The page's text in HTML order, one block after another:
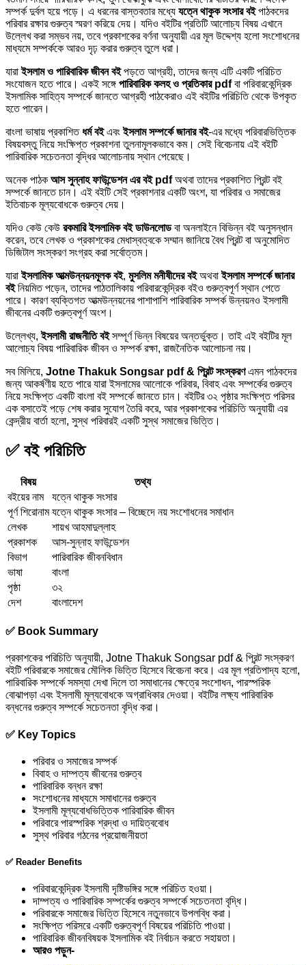
সম্পর্ক দুর্বল হয়ে পড়ে। এ ধরনের বাস্তবতার মধ্যে যত্নে থাকুক সংসার বইপাঠকদের
পরিবার রক্ষার গুরুত্ব স্মরণ করিয়ে দেয়। যদিও বইটির প্রতিটি আলোচ্য বিষয় এখানে
উল্লেখ করা সম্ভব নয়, তবে প্রকাশকের বর্ণনা অনুযায়ী এর মূল উদ্দেশ্য হলো সংশোধনের
মাধ্যমে সম্পর্ককে আরও দৃঢ় করার গুরুত্ব তুলে ধরা।
যারাইসলাম ও পারিবারিক জীবন বইপড়তে আগ্রহী, তাদের জন্য এটি একটি পরিচিত
সংযোজন হতে পারে। একই সঙ্গে পারিবারিক কলহ ও প্রতিকার pdfবা পরিবারকেন্দ্রিক
ইসলামিক সাহিত্য সম্পর্কে জানতে আগ্রহী পাঠকেরাও এই বইটির পরিচিতি থেকে উপকৃত
হতে পারেন।
বাংলা ভাষায় প্রকাশিতধর্ম বইএবংইসলাম সম্পর্কে জানার বই-এর মধ্যে পরিবারভিত্তিক
বিষয়বস্তু নিয়ে সংক্ষিপ্ত প্রকাশনা তুলনামূলকভাবে কম। সেই বিবেচনায় এই বইটি
পারিবারিক সচেতনতা বৃদ্ধির আলোচনায় স্থান পেয়েছে।
অনেক পাঠক আস সুন্নাহ ফাউন্ডেশন এর বই pdfঅথবা তাদের প্রকাশিত প্রিন্ট বই
সম্পর্কে জানতে চান। এই বইটি সেই প্রকাশনার একটি অংশ, যা পরিবার ও সমাজের
ইতিবাচক মূল্যবোধকে গুরুত্ব দেয়।
যদিও কেউ কেউ রকমারি ইসলামিক বই ডাউনলোডবা অনলাইনে বিভিন্ন বই অনুসন্ধান
করেন, তবে লেখক ও প্রকাশকের মেধাস্বত্বকে সম্মান জানিয়ে বৈধ প্রিন্ট বা অনুমোদিত
ডিজিটাল সংস্করণ সংগ্রহ করা সর্বোত্তম।
যারাইসলামিক আত্মউন্নয়নমূলক বই, মুসলিম মনীষীদের বইঅথবাইসলাম সম্পর্কে জানার
বইনিয়মিত পড়েন, তাদের পাঠতালিকায় পরিবারকেন্দ্রিক বইও গুরুত্বপূর্ণ স্থান পেতে
পারে। কারণ ব্যক্তিগত আত্মউন্নয়নের পাশাপাশি পারিবারিক সম্পর্ক উন্নয়নও ইসলামী
জীবনের একটি গুরুত্বপূর্ণ অংশ।
উল্লেখ্য,ইসলামী রাজনীতি বইসম্পূর্ণ ভিন্ন বিষয়ের অন্তর্ভুক্ত। তাই এই বইটির মূল
আলোচ্য বিষয় পারিবারিক জীবন ও সম্পর্ক রক্ষা, রাজনৈতিক আলোচনা নয়।
সব মিলিয়ে, Jotne Thakuk Songsar pdf & প্রিন্ট সংস্করণএমন পাঠকদের
জন্য আকর্ষণীয় হতে পারে যারা ইসলামের আলোকে পরিবার, বিবাহ এবং সম্পর্কের গুরুত্ব
নিয়ে সংক্ষিপ্ত একটি বাংলা বই সম্পর্কে জানতে চান। বইটির ৩২ পৃষ্ঠার সংক্ষিপ্ত পরিসর
এক বসাতেই পড়ে শেষ করার সুযোগ তৈরি করে, আর প্রকাশকের পরিচিতি অনুযায়ী এর
কেন্দ্রীয় বার্তা হলো, সুস্থ পরিবারই একটি সুস্থ সমাজের ভিত্তি।
✅ বই পরিচিতি
বিষয়
তথ্য
বইয়ের নাম
যত্নে থাকুক সংসার
পূর্ণ শিরোনাম যত্নে থাকুক সংসার – বিচ্ছেদে নয় সংশোধনের সমাধান
লেখক
শায়খ আহমাদুল্লাহ
প্রকাশক
আস-সুন্নাহ ফাউন্ডেশন
বিভাগ
পারিবারিক জীবনবিধান
ভাষা
বাংলা
পৃষ্ঠা
৩২
দেশ
বাংলাদেশ
✅ Book Summary
প্রকাশকের পরিচিতি অনুযায়ী, Jotne Thakuk Songsar pdf & প্রিন্ট সংস্করণ
বইটি পরিবারকে সমাজের মৌলিক ভিত্তি হিসেবে বিবেচনা করে। এর মূল প্রতিপাদ্য হলো,
পারিবারিক সম্পর্কে সমস্যা দেখা দিলে তা সমাধানের ক্ষেত্রে সংশোধন, পারস্পরিক
বোঝাপড়া এবং ইসলামী মূল্যবোধকে অগ্রাধিকার দেওয়া। বইটির লক্ষ্য পারিবারিক
বন্ধনের গুরুত্ব সম্পর্কে সচেতনতা বৃদ্ধি করা।
✅ Key Topics
পরিবার ও সমাজের সম্পর্ক
বিবাহ ও দাম্পত্য জীবনের গুরুত্ব
পারিবারিক বন্ধন রক্ষা
সংশোধনের মাধ্যমে সমাধানের গুরুত্ব
ইসলামী মূল্যবোধভিত্তিক পারিবারিক জীবন
পরিবারে পারস্পরিক শ্রদ্ধা ও দায়িত্ববোধ
সুস্থ পরিবার গঠনের প্রয়োজনীয়তা
✅ Reader Benefits
পরিবারকেন্দ্রিক ইসলামী দৃষ্টিভঙ্গির সঙ্গে পরিচিত হওয়া।
দাম্পত্য ও পারিবারিক সম্পর্কের গুরুত্ব সম্পর্কে সচেতনতা বৃদ্ধি।
পরিবারকে সমাজের ভিত্তি হিসেবে নতুনভাবে উপলব্ধি করা।
সংক্ষিপ্ত পরিসরে একটি গুরুত্বপূর্ণ বিষয়ের পরিচিতি পাওয়া।
পারিবারিক জীবনবিষয়ক ইসলামিক বই নির্বাচন করতে সহায়তা।
আরও পড়ুন-